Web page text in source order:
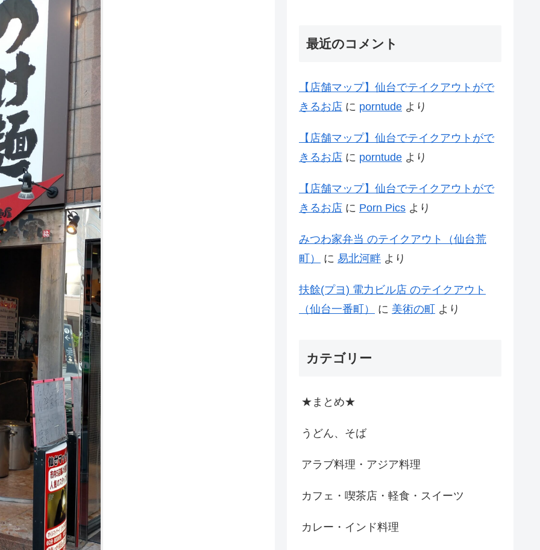
最近のコメント
【店舗マップ】仙台でテイクアウトがで
きるお店 に porntude より
【店舗マップ】仙台でテイクアウトがで
きるお店 に porntude より
【店舗マップ】仙台でテイクアウトがで
きるお店 に Porn Pics より
みつわ家弁当 のテイクアウト（仙台荒
町）
に 易北河畔 より
扶餘(プヨ) 電力ビル店 のテイクアウト
（仙台一番町）
に 美術の町 より
カテゴリー
★まとめ★
うどん、そば
アラブ料理・アジア料理
カフェ・喫茶店・軽食・スイーツ
カレー・インド料理